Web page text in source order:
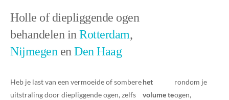
Holle of diepliggende ogen
behandelen inRotterdam,
NijmegenenDen Haag
Heb je last van een vermoeide of sombere
uitstraling door diepliggende ogen, zelfs
het
volume te
rondom je
ogen,